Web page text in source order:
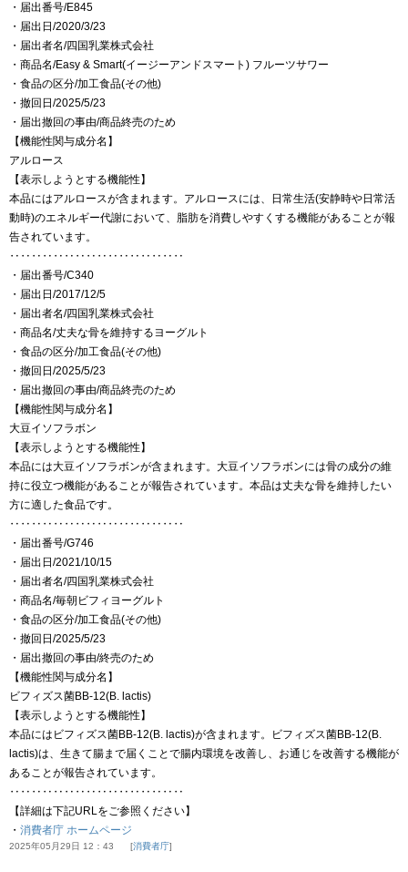
・届出番号/E845
・届出日/2020/3/23
・届出者名/四国乳業株式会社
・商品名/Easy & Smart(イージーアンドスマート) フルーツサワー
・食品の区分/加工食品(その他)
・撤回日/2025/5/23
・届出撤回の事由/商品終売のため
【機能性関与成分名】
アルロース
【表示しようとする機能性】
本品にはアルロースが含まれます。アルロースには、日常生活(安静時や日常活
動時)のエネルギー代謝において、脂肪を消費しやすくする機能があることが報
告されています。
‥‥‥‥‥‥‥‥‥‥‥‥‥‥‥‥
・届出番号/C340
・届出日/2017/12/5
・届出者名/四国乳業株式会社
・商品名/丈夫な骨を維持するヨーグルト
・食品の区分/加工食品(その他)
・撤回日/2025/5/23
・届出撤回の事由/商品終売のため
【機能性関与成分名】
大豆イソフラボン
【表示しようとする機能性】
本品には大豆イソフラボンが含まれます。大豆イソフラボンには骨の成分の維
持に役立つ機能があることが報告されています。本品は丈夫な骨を維持したい
方に適した食品です。
‥‥‥‥‥‥‥‥‥‥‥‥‥‥‥‥
・届出番号/G746
・届出日/2021/10/15
・届出者名/四国乳業株式会社
・商品名/毎朝ビフィヨーグルト
・食品の区分/加工食品(その他)
・撤回日/2025/5/23
・届出撤回の事由/終売のため
【機能性関与成分名】
ビフィズス菌BB-12(B. lactis)
【表示しようとする機能性】
本品にはビフィズス菌BB-12(B. lactis)が含まれます。ビフィズス菌BB-12(B.
lactis)は、生きて腸まで届くことで腸内環境を改善し、お通じを改善する機能が
あることが報告されています。
‥‥‥‥‥‥‥‥‥‥‥‥‥‥‥‥
【詳細は下記URLをご参照ください】
・ 消費者庁 ホームページ
2025年05月29日 12：43 消費者庁